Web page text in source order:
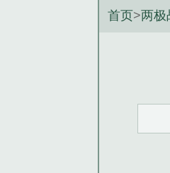
首页>两极